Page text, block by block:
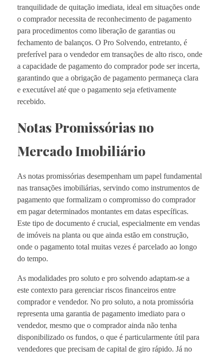
tranquilidade de quitação imediata, ideal em situações onde
o comprador necessita de reconhecimento de pagamento
para procedimentos como liberação de garantias ou
fechamento de balanços. O Pro Solvendo, entretanto, é
preferível para o vendedor em transações de alto risco, onde
a capacidade de pagamento do comprador pode ser incerta,
garantindo que a obrigação de pagamento permaneça clara
e executável até que o pagamento seja efetivamente
recebido.
Notas Promissórias no
Mercado Imobiliário
As notas promissórias desempenham um papel fundamental
nas transações imobiliárias, servindo como instrumentos de
pagamento que formalizam o compromisso do comprador
em pagar determinados montantes em datas específicas.
Este tipo de documento é crucial, especialmente em vendas
de imóveis na planta ou que ainda estão em construção,
onde o pagamento total muitas vezes é parcelado ao longo
do tempo.
As modalidades pro soluto e pro solvendo adaptam-se a
este contexto para gerenciar riscos financeiros entre
comprador e vendedor. No pro soluto, a nota promissória
representa uma garantia de pagamento imediato para o
vendedor, mesmo que o comprador ainda não tenha
disponibilizado os fundos, o que é particularmente útil para
vendedores que precisam de capital de giro rápido. Já no